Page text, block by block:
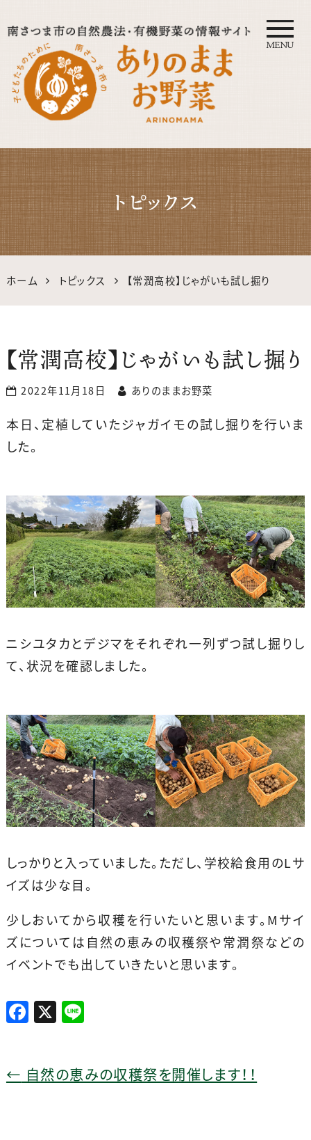
自然農法・オーガニック南さつ
ま公式サイト｜鹿児島の有機・
無農薬野菜
MENU
トピックス
ホーム トピックス 【常潤高校】じゃがいも試し掘り
【常潤高校】じゃがいも試し掘り
2022年11月18日 ありのままお野菜
本日、定植していたジャガイモの試し掘りを行いま
した。
ニシユタカとデジマをそれぞれ一列ずつ試し掘りし
て、状況を確認しました。
しっかりと入っていました。ただし、学校給食用のLサ
イズは少な目。
少しおいてから収穫を行いたいと思います。Mサイ
ズについては自然の恵みの収穫祭や常潤祭などの
イベントでも出していきたいと思います。
F
a
e
X Li
← 自然の恵みの収穫祭を開催します！！